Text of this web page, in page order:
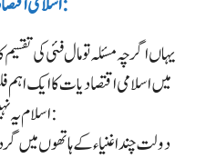
یہاں اگر چہ مسئلہ تو مال فئی کی
میں اسلامی اقتصادیات کا ایک اہم
اسلام یہ نہیں چاہتا کہ: